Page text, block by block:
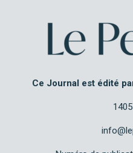
Ce Journal est édité